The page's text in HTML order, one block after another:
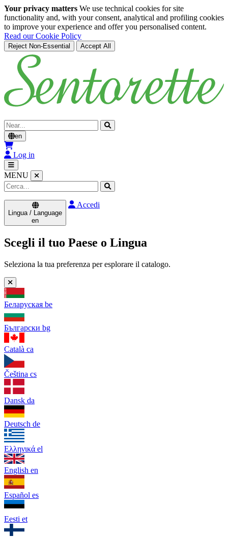
Your privacy matters We use technical cookies for site
functionality and, with your consent, analytical and profiling cookies
to improve your experience and offer you personalised content.
Read our Cookie Policy
Reject Non-Essential Accept All
Skip to main content
Cerca
en
Log in
MENU
Lingua / Language
en
Accedi
Scegli il tuo Paese o Lingua
Seleziona la tua preferenza per esplorare il catalogo.
Беларуская be
Български bg
Català ca
Čeština cs
Dansk da
Deutsch de
Ελληνικά el
English en
Español es
Eesti et